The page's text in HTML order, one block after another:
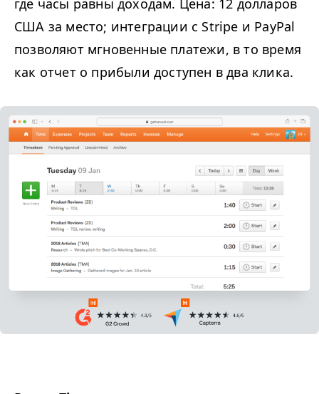
США за место; интеграции с Stripe и PayPal
позволяют мгновенные платежи, в то время
как отчет о прибыли доступен в два клика.